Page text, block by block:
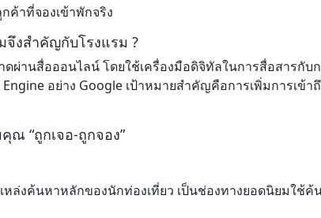
ค้าที่จองเข้าพักจริง
จึงสำคัญกับโรงแรม ?
ผ่านสื่อออนไลน์ โดยใช้เครื่องมือดิจิทัลในการสื่อสารกับก
อย่าง Google เป้าหมายสำคัญคือการเพิ่มการเข้า
ณ “ถูกเจอ-ถูกจอง”
ล่งค้นหาหลักของนักท่องเที่ยว เป็นช่องทางยอดนิยมใช้ค้